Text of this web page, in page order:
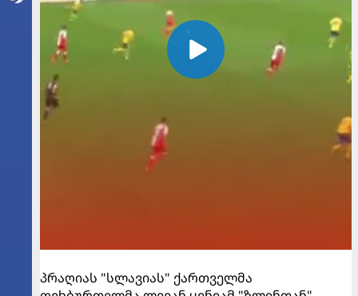
პრაღიას "სლავიას" ქართველმა